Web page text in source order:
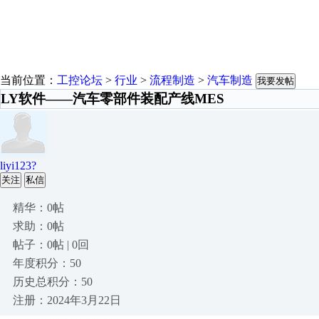
当前位置： 工控论坛 > 行业 > 流程制造 > 汽车制造 我要发帖
LY软件——汽车零部件装配产线MES
liyi123?
关注 私信
精华：0帖
求助：0帖
帖子：0帖 | 0回
年度积分：50
历史总积分：50
注册：2024年3月22日